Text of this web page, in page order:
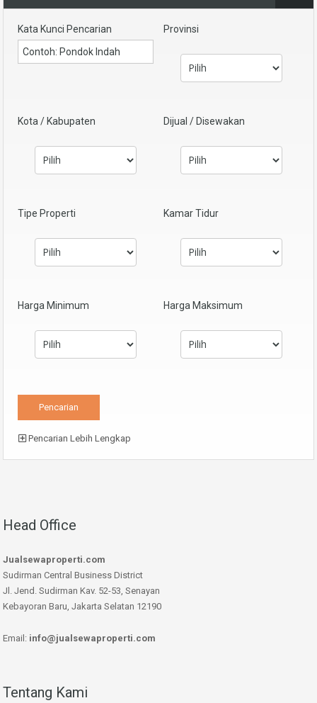
Kata Kunci Pencarian Provinsi
Kota / Kabupaten Dijual / Disewakan
Tipe Properti Kamar Tidur
Harga Minimum Harga Maksimum
Pencarian Lebih Lengkap
Head Office
Jualsewaproperti.com
Sudirman Central Business District
Jl. Jend. Sudirman Kav. 52-53, Senayan
Kebayoran Baru, Jakarta Selatan 12190
Email: info@jualsewaproperti.com
Tentang Kami